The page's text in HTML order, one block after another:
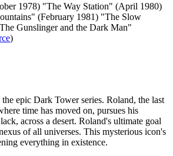
1978) "The Way Station" (April 1980)
(February 1981) "The Slow
Gunslinger and the Dark Man"
)
epic Dark Tower series. Roland, the last
time has moved on, pursues his
across a desert. Roland's ultimate goal
of all universes. This mysterious icon's
everything in existence.